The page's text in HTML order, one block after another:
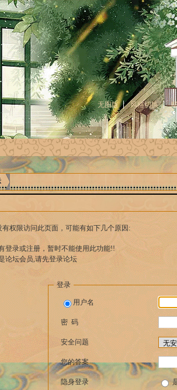
无图版 风格切换
权限访问此页面，可能有如下几个原因:
登录或注册，暂时不能使用此功能!!
论坛会员,请先登录论坛
登录
用户名
密 码
安全问题
您的答案
隐身登录